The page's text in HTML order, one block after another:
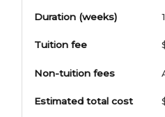
Duration (weeks)
Tuition fee
Non-tuition fees
Estimated total cost